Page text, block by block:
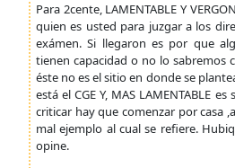
Para 2cente, LAMENTABLE Y
quien es usted para juzgar a los
exámen. Si llegaron es por que
tienen capacidad o no lo sabremos
éste no es el sitio en donde se
está el CGE Y, MAS LAMENTABLE
criticar hay que comenzar por casa
mal ejemplo al cual se refiere.
opine.